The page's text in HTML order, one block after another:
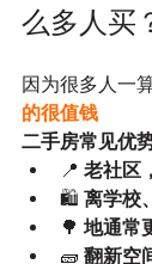
么多人买
因为很多人一
的很值钱
二手房常见优
📍 老社区
🛍️ 离学校
🌳 地通常
🧱 翻新空